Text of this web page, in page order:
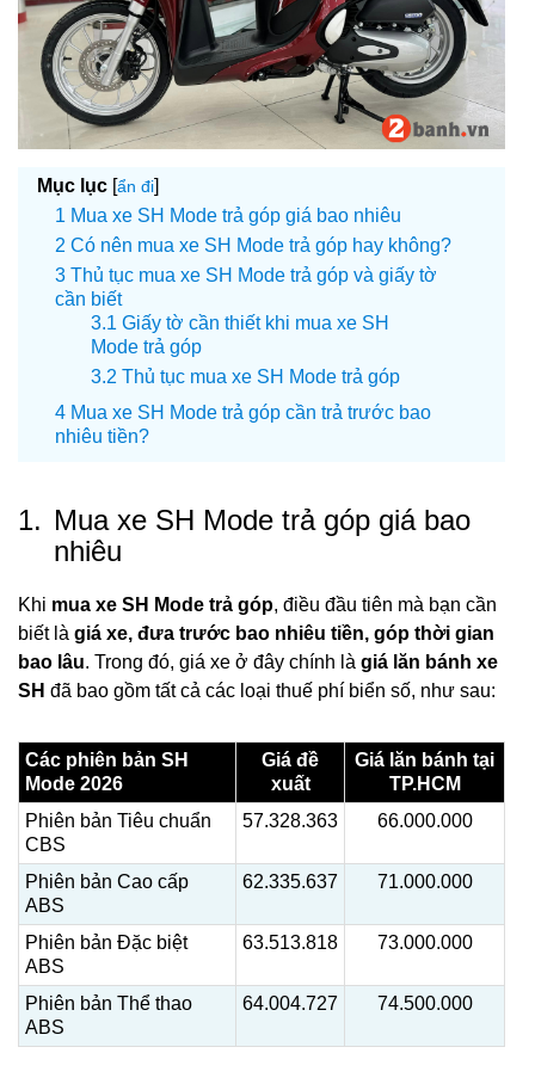
Mục lục [ẩn đi]
Mua xe SH Mode trả góp giá bao nhiêu
Có nên mua xe SH Mode trả góp hay không?
Thủ tục mua xe SH Mode trả góp và giấy tờ
cần biết
Giấy tờ cần thiết khi mua xe SH
Mode trả góp
Thủ tục mua xe SH Mode trả góp
Mua xe SH Mode trả góp cần trả trước bao
nhiêu tiền?
1. Mua xe SH Mode trả góp giá bao
nhiêu
Khi mua xe SH Mode trả góp, điều đầu tiên mà bạn cần
biết là giá xe, đưa trước bao nhiêu tiền, góp thời gian
bao lâu. Trong đó, giá xe ở đây chính là giá lăn bánh xe
SH đã bao gồm tất cả các loại thuế phí biển số, như sau:
Các phiên bản SH
Mode 2026
Giá đề
xuất
Giá lăn bánh tại
TP.HCM
Phiên bản Tiêu chuẩn
CBS
57.328.363 66.000.000
Phiên bản Cao cấp
ABS
62.335.637 71.000.000
Phiên bản Đặc biệt
ABS
63.513.818 73.000.000
Phiên bản Thể thao
ABS
64.004.727 74.500.000